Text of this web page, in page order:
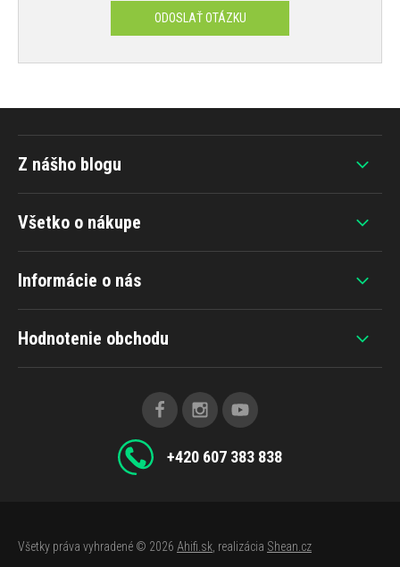
ODOSLAŤ OTÁZKU
Všetko o nákupe
Informácie o nás
Hodnotenie obchodu
+420 607 383 838
Z nášho blogu
Všetky práva vyhradené © 2026 Ahifi.sk , realizácia Shean.cz